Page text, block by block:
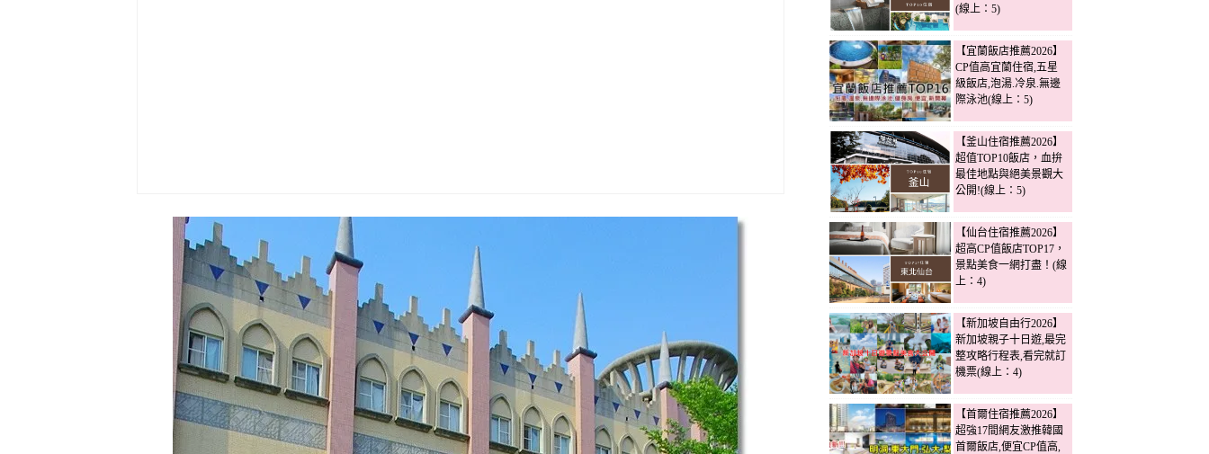
(線上：5)
【宜蘭飯店推薦2026】
CP值高宜蘭住宿,五星
級飯店,泡湯.冷泉.無邊
際泳池(線上：5)
【釜山住宿推薦2026】
超值TOP10飯店，血拚
最佳地點與絕美景觀大
公開!(線上：5)
【仙台住宿推薦2026】
超高CP值飯店TOP17，
景點美食一網打盡！(線
上：4)
【新加坡自由行2026】
新加坡親子十日遊,最完
整攻略行程表,看完就訂
機票(線上：4)
【首爾住宿推薦2026】
超強17間網友激推韓國
首爾飯店,便宜CP值高,